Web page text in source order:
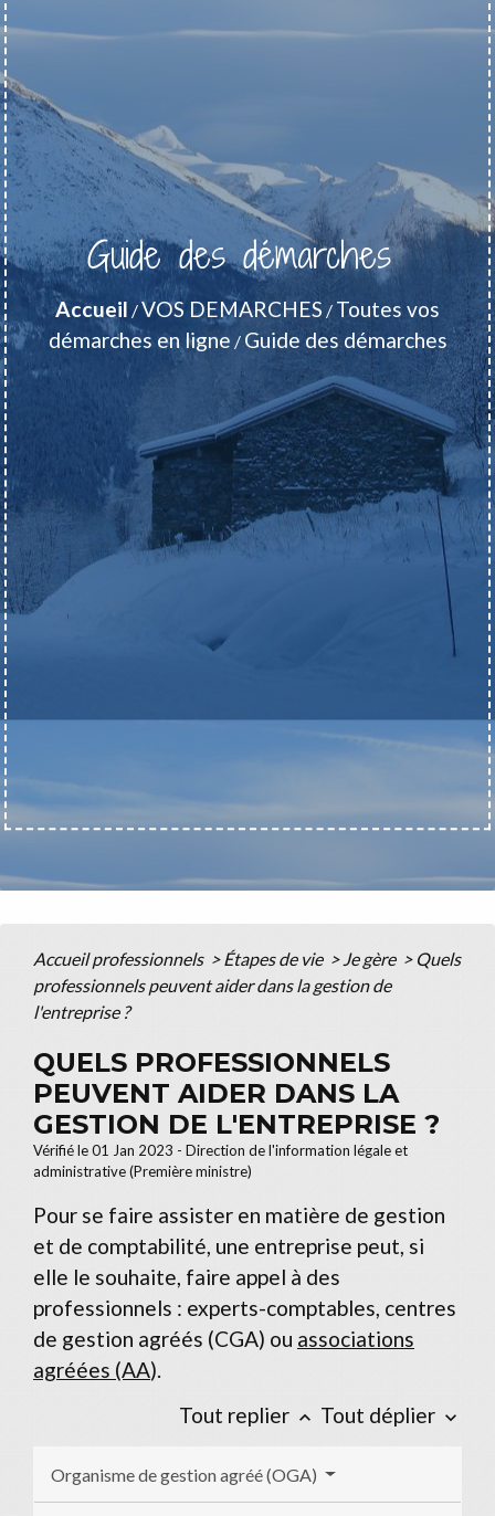
Guide des démarches
Accueil /VOS DEMARCHES / Toutes vos
démarches en ligne / Guide des démarches
Accueil professionnels > Étapes de vie > Je gère > Quels
professionnels peuvent aider dans la gestion de
l'entreprise ?
QUELS PROFESSIONNELS
PEUVENT AIDER DANS LA
GESTION DE L'ENTREPRISE ?
Vérifié le 01 Jan 2023 - Direction de l'information légale et
administrative (Première ministre)
Pour se faire assister en matière de gestion
et de comptabilité, une entreprise peut, si
elle le souhaite, faire appel à des
professionnels : experts-comptables, centres
de gestion agréés (CGA) ou associations
agréées (AA).
Tout replier keyboard_arrow_up Tout déplier keyboard_arrow_down
Organisme de gestion agréé (OGA)